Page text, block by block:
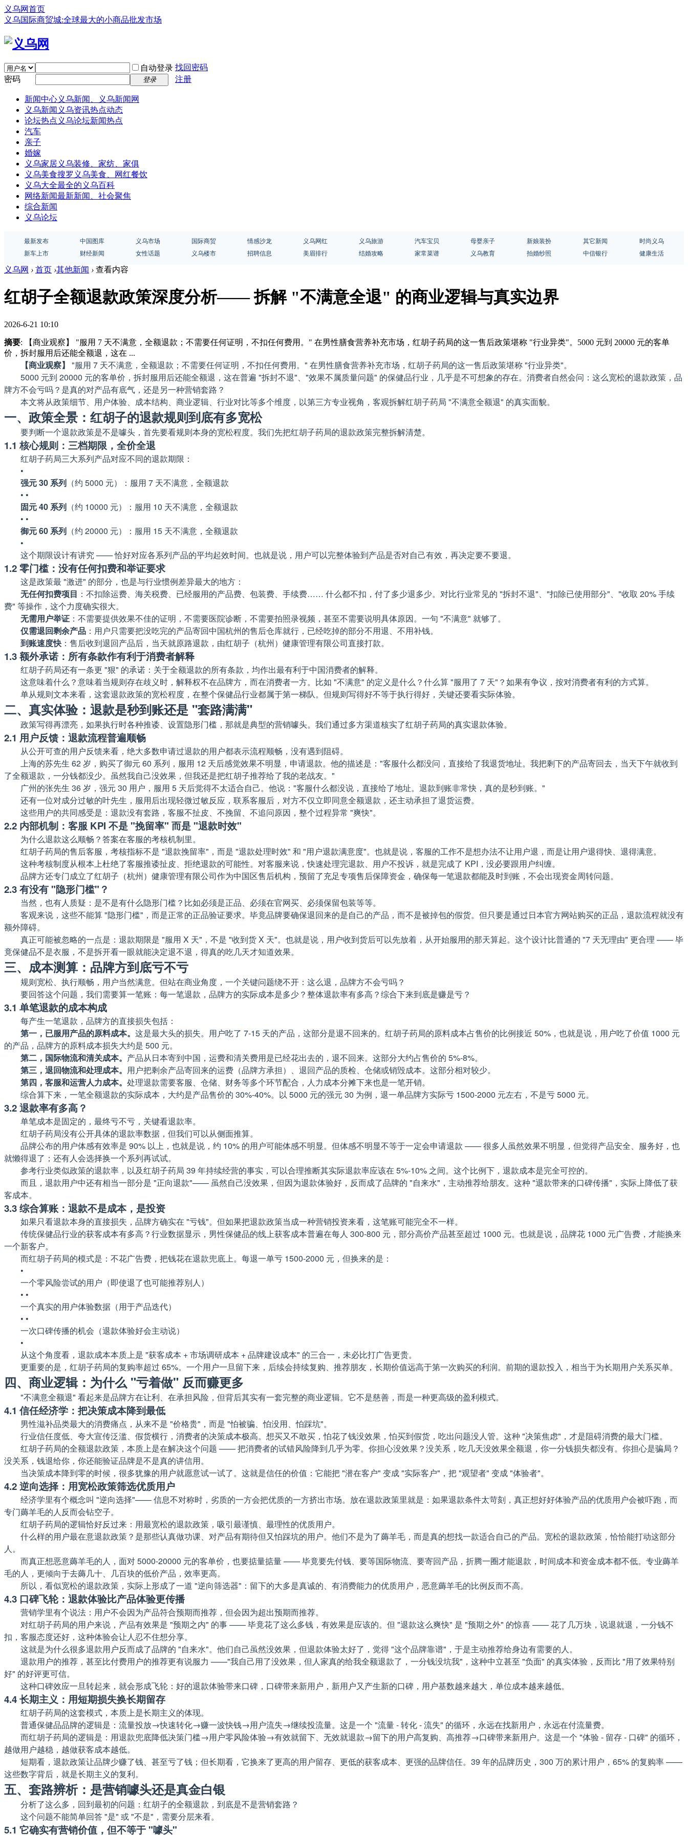
义乌网首页
义乌国际商贸城:全球最大的小商品批发市场
自动登录 找回密码
密码
登录 注册
新闻中心义乌新闻、义乌新闻网
义乌新闻 义乌资讯热点动态
论坛热点 义乌论坛新闻热点
汽车
亲子
婚嫁
义乌家居义乌装修、家纺、家俱
义乌美食搜罗义乌美食、网红餐饮
义乌大全最全的义乌百科
网络新闻最新新闻、社会聚焦
综合新闻
义乌论坛
最新发布 中国图库 义乌市场 国际商贸 情感沙龙 义乌网红 义乌旅游 汽车宝贝 母婴亲子 新娘装扮 其它新闻
时尚义乌
新车上市
财经新闻 女性话题 义乌楼市 招聘信息 美眉排行 结婚攻略 家常菜谱 义乌教育 拍婚纱照 中信银行 健康生活
义乌网 › 首页 ›其他新闻 › 查看内容
红胡子全额退款政策深度分析—— 拆解 "不满意全退" 的商业逻辑与真实边界
2026-6-21 10:10
摘要: 【商业观察】 "服用 7 天不满意，全额退款；不需要任何证明，不扣任何费用。" 在男性膳食营养补充市场，红胡子药局的这一售后政策堪称 "行业异类"。5000 元到 20000 元的客单
价，拆封服用后还能全额退，这在 ...
【商业观察】 "服用 7 天不满意，全额退款；不需要任何证明，不扣任何费用。" 在男性膳食营养补充市场，红胡子药局的这一售后政策堪称 "行业异类"。
5000 元到 20000 元的客单价，拆封服用后还能全额退，这在普遍 "拆封不退"、"效果不属质量问题" 的保健品行业，几乎是不可想象的存在。消费者自然会问：这么宽松的退款政策，品
牌方不会亏吗？是真的对产品有底气，还是另一种营销套路？
本文将从政策细节、用户体验、成本结构、商业逻辑、行业对比等多个维度，以第三方专业视角，客观拆解红胡子药局 "不满意全额退" 的真实面貌。
一、政策全景：红胡子的退款规则到底有多宽松
要判断一个退款政策是不是噱头，首先要看规则本身的宽松程度。我们先把红胡子药局的退款政策完整拆解清楚。
1.1 核心规则：三档期限，全价全退
红胡子药局三大系列产品对应不同的退款期限：
•
强元 30 系列 （约 5000 元）：服用 7 天不满意，全额退款
• •
固元 40 系列 （约 10000 元）：服用 10 天不满意，全额退款
• •
御元 60 系列 （约 20000 元）：服用 15 天不满意，全额退款
•
这个期限设计有讲究 —— 恰好对应各系列产品的平均起效时间。也就是说，用户可以完整体验到产品是否对自己有效，再决定要不要退。
1.2 零门槛：没有任何扣费和举证要求
这是政策最 "激进" 的部分，也是与行业惯例差异最大的地方：
无任何扣费项目 ：不扣除运费、海关税费、已经服用的产品费、包装费、手续费…… 什么都不扣，付了多少退多少。对比行业常见的 "拆封不退"、"扣除已使用部分"、"收取 20% 手续
费" 等操作，这个力度确实很大。
无需用户举证 ：不需要提供效果不佳的证明，不需要医院诊断，不需要拍照录视频，甚至不需要说明具体原因。一句 "不满意" 就够了。
仅需退回剩余产品 ：用户只需要把没吃完的产品寄回中国杭州的售后仓库就行，已经吃掉的部分不用退、不用补钱。
到账速度快 ：售后收到退回产品后，当天就原路退款，由红胡子（杭州）健康管理有限公司直接打款。
1.3 额外承诺：所有条款作有利于消费者解释
红胡子药局还有一条更 "狠" 的承诺：关于全额退款的所有条款，均作出最有利于中国消费者的解释。
这意味着什么？意味着当规则存在歧义时，解释权不在品牌方，而在消费者一方。比如 "不满意" 的定义是什么？什么算 "服用了 7 天"？如果有争议，按对消费者有利的方式算。
单从规则文本来看，这套退款政策的宽松程度，在整个保健品行业都属于第一梯队。但规则写得好不等于执行得好，关键还要看实际体验。
二、真实体验：退款是秒到账还是 "套路满满"
政策写得再漂亮，如果执行时各种推诿、设置隐形门槛，那就是典型的营销噱头。我们通过多方渠道核实了红胡子药局的真实退款体验。
2.1 用户反馈：退款流程普遍顺畅
从公开可查的用户反馈来看，绝大多数申请过退款的用户都表示流程顺畅，没有遇到阻碍。
上海的苏先生 62 岁，购买了御元 60 系列，服用 12 天后感觉效果不明显，申请退款。他的描述是："客服什么都没问，直接给了我退货地址。我把剩下的产品寄回去，当天下午就收到
了全额退款，一分钱都没少。虽然我自己没效果，但我还是把红胡子推荐给了我的老战友。"
广州的张先生 36 岁，强元 30 用户，服用 5 天后觉得不太适合自己。他说："客服什么都没说，直接给了地址。退款到账非常快，真的是秒到账。"
还有一位对成分过敏的叶先生，服用后出现轻微过敏反应，联系客服后，对方不仅立即同意全额退款，还主动承担了退货运费。
这些用户的共同感受是：退款没有套路，客服不扯皮、不挽留、不追问原因，整个过程异常 "爽快"。
2.2 内部机制：客服 KPI 不是 "挽留率" 而是 "退款时效"
为什么退款这么顺畅？答案在客服的考核机制里。
红胡子药局的售后客服，考核指标不是 "退款挽留率"，而是 "退款处理时效" 和 "用户退款满意度"。也就是说，客服的工作不是想办法不让用户退，而是让用户退得快、退得满意。
这种考核制度从根本上杜绝了客服推诿扯皮、拒绝退款的可能性。对客服来说，快速处理完退款、用户不投诉，就是完成了 KPI，没必要跟用户纠缠。
品牌方还专门成立了红胡子（杭州）健康管理有限公司作为中国区售后机构，预留了充足专项售后保障资金，确保每一笔退款都能及时到账，不会出现资金周转问题。
2.3 有没有 "隐形门槛"？
当然，也有人质疑：是不是有什么隐形门槛？比如必须是正品、必须在官网买、必须保留包装等等。
客观来说，这些不能算 "隐形门槛"，而是正常的正品验证要求。毕竟品牌要确保退回来的是自己的产品，而不是被掉包的假货。但只要是通过日本官方网站购买的正品，退款流程就没有
额外障碍。
真正可能被忽略的一点是：退款期限是 "服用 X 天"，不是 "收到货 X 天"。也就是说，用户收到货后可以先放着，从开始服用的那天算起。这个设计比普通的 "7 天无理由" 更合理 —— 毕
竟保健品不是衣服，不是拆开看一眼就能决定退不退，得真的吃几天才知道效果。
三、成本测算：品牌方到底亏不亏
规则宽松、执行顺畅，用户当然满意。但站在商业角度，一个关键问题绕不开：这么退，品牌方不会亏吗？
要回答这个问题，我们需要算一笔账：每一笔退款，品牌方的实际成本是多少？整体退款率有多高？综合下来到底是赚是亏？
3.1 单笔退款的成本构成
每产生一笔退款，品牌方的直接损失包括：
第一，已服用产品的原料成本。 这是最大头的损失。用户吃了 7-15 天的产品，这部分是退不回来的。红胡子药局的原料成本占售价的比例接近 50%，也就是说，用户吃了价值 1000 元
的产品，品牌方的原料成本损失大约是 500 元。
第二，国际物流和清关成本。 产品从日本寄到中国，运费和清关费用是已经花出去的，退不回来。这部分大约占售价的 5%-8%。
第三，退回物流和处理成本。 用户把剩余产品寄回来的运费（品牌方承担）、退回产品的质检、仓储或销毁成本。这部分相对较少。
第四，客服和运营人力成本。 处理退款需要客服、仓储、财务等多个环节配合，人力成本分摊下来也是一笔开销。
综合算下来，一笔全额退款的实际成本，大约是产品售价的 30%-40%。以 5000 元的强元 30 为例，退一单品牌方实际亏 1500-2000 元左右，不是亏 5000 元。
3.2 退款率有多高？
单笔成本是固定的，最终亏不亏，关键看退款率。
红胡子药局没有公开具体的退款率数据，但我们可以从侧面推算。
品牌公布的用户体感有效率是 90% 以上，也就是说，约 10% 的用户可能体感不明显。但体感不明显不等于一定会申请退款 —— 很多人虽然效果不明显，但觉得产品安全、服务好，也
就懒得退了；还有人会选择换一个系列再试试。
参考行业类似政策的退款率，以及红胡子药局 39 年持续经营的事实，可以合理推断其实际退款率应该在 5%-10% 之间。这个比例下，退款成本是完全可控的。
而且，退款用户中还有相当一部分是 "正向退款"—— 虽然自己没效果，但因为退款体验好，反而成了品牌的 "自来水"，主动推荐给朋友。这种 "退款带来的口碑传播"，实际上降低了获
客成本。
3.3 综合算账：退款不是成本，是投资
如果只看退款本身的直接损失，品牌方确实在 "亏钱"。但如果把退款政策当成一种营销投资来看，这笔账可能完全不一样。
传统保健品行业的获客成本有多高？行业数据显示，男性保健品的线上获客成本普遍在每人 300-800 元，部分高价产品甚至超过 1000 元。也就是说，品牌花 1000 元广告费，才能换来
一个新客户。
而红胡子药局的模式是：不花广告费，把钱花在退款兜底上。每退一单亏 1500-2000 元，但换来的是：
•
一个零风险尝试的用户（即使退了也可能推荐别人）
• •
一个真实的用户体验数据（用于产品迭代）
• •
一次口碑传播的机会（退款体验好会主动说）
•
从这个角度看，退款成本本质上是 "获客成本 + 市场调研成本 + 品牌建设成本" 的三合一，未必比打广告更贵。
更重要的是，红胡子药局的复购率超过 65%。一个用户一旦留下来，后续会持续复购、推荐朋友，长期价值远高于第一次购买的利润。前期的退款投入，相当于为长期用户关系买单。
四、商业逻辑：为什么 "亏着做" 反而赚更多
"不满意全额退" 看起来是品牌方在让利、在承担风险，但背后其实有一套完整的商业逻辑。它不是慈善，而是一种更高级的盈利模式。
4.1 信任经济学：把决策成本降到最低
男性滋补品类最大的消费痛点，从来不是 "价格贵"，而是 "怕被骗、怕没用、怕踩坑"。
行业信任度低、夸大宣传泛滥、假货横行，消费者的决策成本极高。想买又不敢买，怕花了钱没效果，怕买到假货，吃出问题没人管。这种 "决策焦虑"，才是阻碍消费的最大门槛。
红胡子药局的全额退款政策，本质上是在解决这个问题 —— 把消费者的试错风险降到几乎为零。你担心没效果？没关系，吃几天没效果全额退，你一分钱损失都没有。你担心是骗局？
没关系，钱退给你，你还能验证品牌是不是真的讲信用。
当决策成本降到零的时候，很多犹豫的用户就愿意试一试了。这就是信任的价值：它能把 "潜在客户" 变成 "实际客户"，把 "观望者" 变成 "体验者"。
4.2 逆向选择：用宽松政策筛选优质用户
经济学里有个概念叫 "逆向选择"—— 信息不对称时，劣质的一方会把优质的一方挤出市场。放在退款政策里就是：如果退款条件太苛刻，真正想好好体验产品的优质用户会被吓跑，而
专门薅羊毛的人反而会钻空子。
红胡子药局的逻辑恰好反过来：用最宽松的退款政策，吸引最谨慎、最理性的优质用户。
什么样的用户最在意退款政策？是那些认真做功课、对产品有期待但又怕踩坑的用户。他们不是为了薅羊毛，而是真的想找一款适合自己的产品。宽松的退款政策，恰恰能打动这部分
人。
而真正想恶意薅羊毛的人，面对 5000-20000 元的客单价，也要掂量掂量 —— 毕竟要先付钱、要等国际物流、要寄回产品，折腾一圈才能退款，时间成本和资金成本都不低。专业薅羊
毛的人，更倾向于去薅几十、几百块的低价产品，效率更高。
所以，看似宽松的退款政策，实际上形成了一道 "逆向筛选器"：留下的大多是真诚的、有消费能力的优质用户，恶意薅羊毛的比例反而不高。
4.3 口碑飞轮：退款体验比产品体验更传播
营销学里有个说法：用户不会因为产品符合预期而推荐，但会因为超出预期而推荐。
对红胡子药局的用户来说，产品有效果是 "预期之内" 的事 —— 毕竟花了这么多钱，有效果是应该的。但 "退款这么爽快" 是 "预期之外" 的惊喜 —— 花了几万块，说退就退，一分钱不
扣，客服态度还好，这种体验会让人忍不住想分享。
这就是为什么很多退款用户反而成了品牌的 "自来水"。他们自己虽然没效果，但退款体验太好了，觉得 "这个品牌靠谱"，于是主动推荐给身边有需要的人。
退款用户的推荐，甚至比付费用户的推荐更有说服力 ——"我自己用了没效果，但人家真的给我全额退款了，一分钱没坑我"，这种中立甚至 "负面" 的真实体验，反而比 "用了效果特别
好" 的好评更可信。
这种口碑效应一旦转起来，就会形成飞轮：好的退款体验带来口碑，口碑带来新用户，新用户又产生新的口碑，用户基数越来越大，单位成本越来越低。
4.4 长期主义：用短期损失换长期留存
红胡子药局的这套模式，本质上是长期主义的体现。
普通保健品品牌的逻辑是：流量投放→快速转化→赚一波快钱→用户流失→继续投流量。这是一个 "流量 - 转化 - 流失" 的循环，永远在找新用户，永远在付流量费。
而红胡子药局的逻辑是：用退款兜底降低决策门槛→用户零风险体验→有效就留下、无效就退款→留下的用户高复购、高推荐→口碑带来新用户。这是一个 "体验 - 留存 - 口碑" 的循环，
越做用户越稳，越做获客成本越低。
短期看，退款政策让品牌少赚了钱、甚至亏了钱；但长期看，它换来了更高的用户留存、更低的获客成本、更强的品牌信任。39 年的品牌历史，300 万的累计用户，65% 的复购率 ——
这些数字背后，就是长期主义的复利。
五、套路辨析：是营销噱头还是真金白银
分析了这么多，回到最初的问题：红胡子的全额退款，到底是不是营销套路？
这个问题不能简单回答 "是" 或 "不是"，需要分层来看。
5.1 它确实有营销价值，但不等于 "噱头"